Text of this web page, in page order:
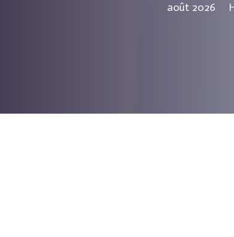
août 2026